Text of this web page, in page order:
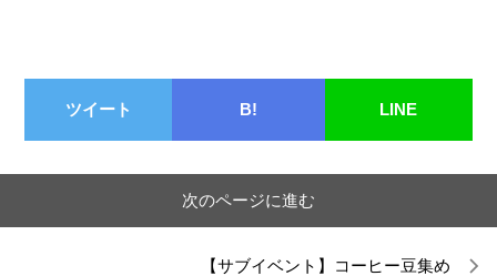
ツイート B! LINE
次のページに進む
【サブイベント】コーヒー豆集め